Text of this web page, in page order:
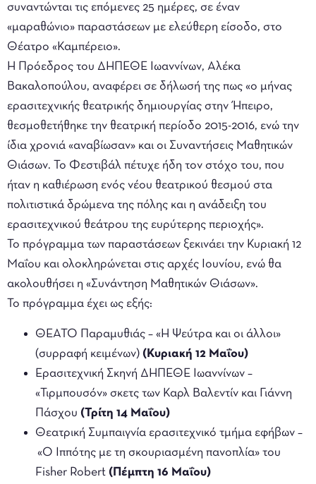
συναντώνται τις επόμενες 25 ημέρες, σε έναν
«μαραθώνιο» παραστάσεων με ελεύθερη είσοδο, στο
Θέατρο «Καμπέρειο».
Η Πρόεδρος του ΔΗΠΕΘΕ Ιωαννίνων, Αλέκα
Βακαλοπούλου, αναφέρει σε δήλωσή της πως «ο μήνας
ερασιτεχνικής θεατρικής δημιουργίας στην Ήπειρο,
θεσμοθετήθηκε την θεατρική περίοδο 2015-2016, ενώ την
ίδια χρονιά «αναβίωσαν» και οι Συναντήσεις Μαθητικών
Θιάσων. Το Φεστιβάλ πέτυχε ήδη τον στόχο του, που
ήταν η καθιέρωση ενός νέου θεατρικού θεσμού στα
πολιτιστικά δρώμενα της πόλης και η ανάδειξη του
ερασιτεχνικού θεάτρου της ευρύτερης περιοχής».
Το πρόγραμμα των παραστάσεων ξεκινάει την Κυριακή 12
Μαΐου και ολοκληρώνεται στις αρχές Ιουνίου, ενώ θα
ακολουθήσει η «Συνάντηση Μαθητικών Θιάσων».
Το πρόγραμμα έχει ως εξής:
ΘΕΑΤΟ Παραμυθιάς – «Η Ψεύτρα και οι άλλοι»
(συρραφή κειμένων) (Κυριακή 12 Μαΐου)
Ερασιτεχνική Σκηνή ΔΗΠΕΘΕ Ιωαννίνων –
«Τιρμπουσόν» σκετς των Καρλ Βαλεντίν και Γιάννη
Πάσχου (Τρίτη 14 Μαΐου)
Θεατρική Συμπαιγνία ερασιτεχνικό τμήμα εφήβων –
«Ο Ιππότης με τη σκουριασμένη πανοπλία» του
Fisher Robert (Πέμπτη 16 Μαΐου)